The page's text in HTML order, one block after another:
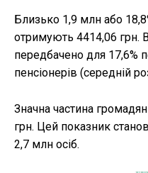
Близько 1,9 млн або
отримують 4414,06 грн.
передбачено для 17,6%
пенсіонерів (середній
Значна частина
грн. Цей показник
2,7 млн осіб.